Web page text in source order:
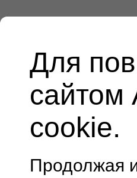
Для
сайтом
cookie.
Продолжая